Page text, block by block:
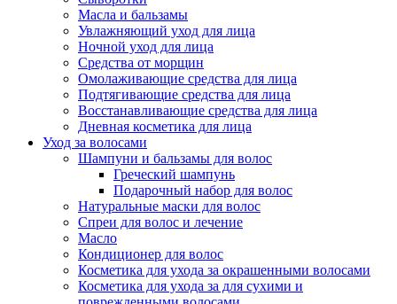
Масла и бальзамы
Увлажняющий уход для лица
Ночной уход для лица
Средства от морщин
Омолаживающие средства для лица
Подтягивающие средства для лица
Восстанавливающие средства для лица
Дневная косметика для лица
Уход за волосами
Шампуни и бальзамы для волос
Греческий шампунь
Подарочный набор для волос
Натуральные маски для волос
Спреи для волос и лечение
Масло
Кондиционер для волос
Косметика для ухода за окрашенными волосами
Косметика для ухода за для сухими и